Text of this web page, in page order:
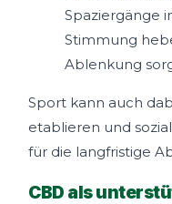
Spaziergänge
Stimmung
Ablenkung
Sport kann auch
etablieren und
für die langfristige
CBD als